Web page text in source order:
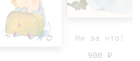
Ни за что!
900 ₽